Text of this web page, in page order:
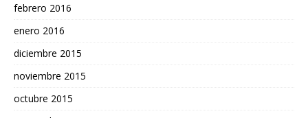
febrero 2016
enero 2016
diciembre 2015
noviembre 2015
octubre 2015